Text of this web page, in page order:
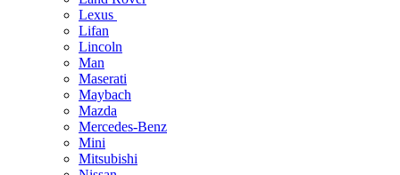
Lexus
Lifan
Lincoln
Man
Maserati
Maybach
Mazda
Mercedes-Benz
Mini
Mitsubishi